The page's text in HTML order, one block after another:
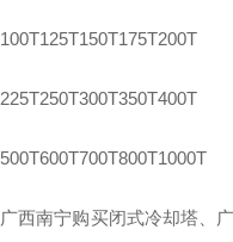
100T125T150T175T200T
225T250T300T350T400T
500T600T700T800T1000T
广西南宁购买闭式冷却塔、